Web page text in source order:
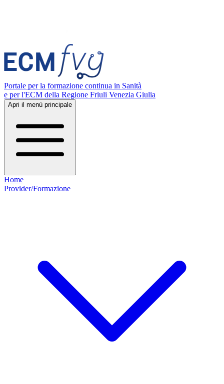
Portale per la formazione continua in Sanità
e per l'ECM della Regione Friuli Venezia Giulia
Apri il menù principale
Home
Provider/Formazione